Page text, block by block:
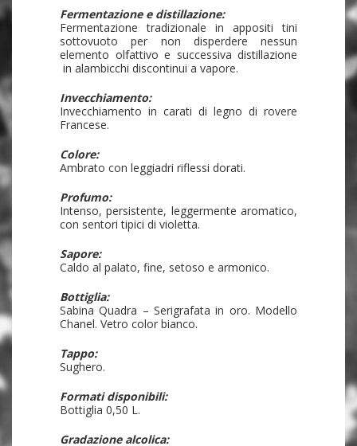
Fermentazione e distillazione:
Fermentazione tradizionale in appositi tini
sottovuoto per non disperdere nessun
elemento olfattivo e successiva distillazione
in alambicchi discontinui a vapore.
Invecchiamento:
Invecchiamento in carati di legno di rovere
Francese.
Colore:
Ambrato con leggiadri riflessi dorati.
Profumo:
Intenso, persistente, leggermente aromatico,
con sentori tipici di violetta.
Sapore:
Caldo al palato, fine, setoso e armonico.
Bottiglia:
Sabina Quadra – Serigrafata in oro. Modello
Chanel. Vetro color bianco.
Tappo:
Sughero.
Formati disponibili:
Bottiglia 0,50 L.
Gradazione alcolica: